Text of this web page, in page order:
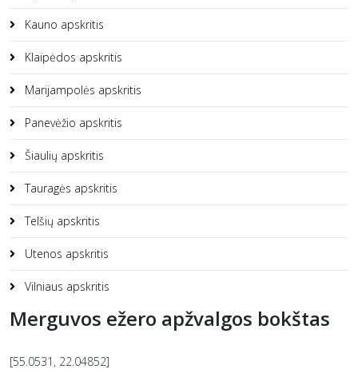
Kauno apskritis
Klaipėdos apskritis
Marijampolės apskritis
Panevėžio apskritis
Šiaulių apskritis
Tauragės apskritis
Telšių apskritis
Utenos apskritis
Vilniaus apskritis
Merguvos ežero apžvalgos bokštas
[55.0531, 22.04852]